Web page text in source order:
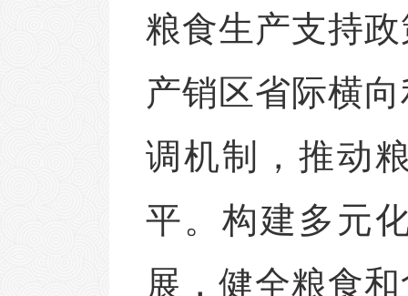
粮食生产支持
产销区省际横
调机制，推动
平。构建多元
展，健全粮食